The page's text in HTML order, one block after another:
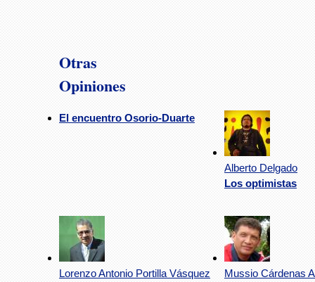
Otras
Opiniones
El encuentro Osorio-Duarte
Alberto Delgado
Los optimistas
Lorenzo Antonio Portilla Vásquez Mussio Cárdenas